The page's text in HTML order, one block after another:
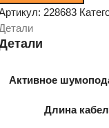
Наушники
Soul
Sync
228683
Детали
Активное
Длина